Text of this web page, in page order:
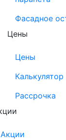
Фасадное
Цены
Цены
Калькулятор
Рассрочка
Акции